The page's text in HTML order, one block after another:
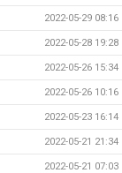
2022-05-29 08:16
2022-05-28 19:28
2022-05-26 15:34
2022-05-26 10:16
2022-05-23 16:14
2022-05-21 21:34
2022-05-21 07:03